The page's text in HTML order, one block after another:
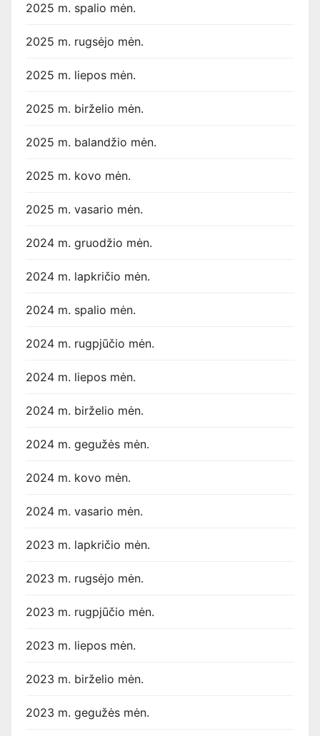
2025 m. spalio mėn.
2025 m. rugsėjo mėn.
2025 m. liepos mėn.
2025 m. birželio mėn.
2025 m. balandžio mėn.
2025 m. kovo mėn.
2025 m. vasario mėn.
2024 m. gruodžio mėn.
2024 m. lapkričio mėn.
2024 m. spalio mėn.
2024 m. rugpjūčio mėn.
2024 m. liepos mėn.
2024 m. birželio mėn.
2024 m. gegužės mėn.
2024 m. kovo mėn.
2024 m. vasario mėn.
2023 m. lapkričio mėn.
2023 m. rugsėjo mėn.
2023 m. rugpjūčio mėn.
2023 m. liepos mėn.
2023 m. birželio mėn.
2023 m. gegužės mėn.